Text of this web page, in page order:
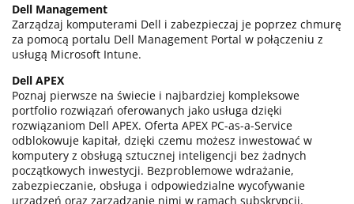
Dell Management
Zarządzaj komputerami Dell i zabezpieczaj je poprzez chmurę
za pomocą portalu Dell Management Portal w połączeniu z
usługą Microsoft Intune.
Dell APEX
Poznaj pierwsze na świecie i najbardziej kompleksowe
portfolio rozwiązań oferowanych jako usługa dzięki
rozwiązaniom Dell APEX. Oferta APEX PC-as-a-Service
odblokowuje kapitał, dzięki czemu możesz inwestować w
komputery z obsługą sztucznej inteligencji bez żadnych
początkowych inwestycji. Bezproblemowe wdrażanie,
zabezpieczanie, obsługa i odpowiedzialne wycofywanie
urządzeń oraz zarządzanie nimi w ramach subskrypcji.